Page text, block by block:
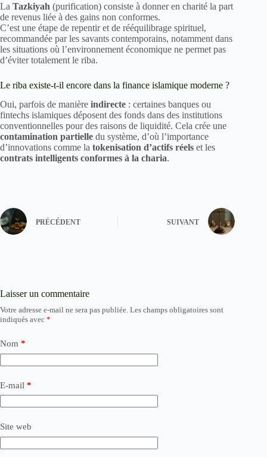
La Tazkiyah (purification) consiste à donner en charité la part
de revenus liée à des gains non conformes.
C’est une étape de repentir et de rééquilibrage spirituel,
recommandée par les savants contemporains, notamment dans
les situations où l’environnement économique ne permet pas
d’éviter totalement le riba.
Le riba existe-t-il encore dans la finance islamique moderne ?
Oui, parfois de manière indirecte : certaines banques ou
fintechs islamiques déposent des fonds dans des institutions
conventionnelles pour des raisons de liquidité. Cela crée une
contamination partielle du système, d’où l’importance
d’innovations comme la tokenisation d’actifs réels et les
contrats intelligents conformes à la charia.
PRÉCÉDENT SUIVANT
Laisser un commentaire
Votre adresse e-mail ne sera pas publiée. Les champs obligatoires sont
indiqués avec *
Nom *
E-mail *
Site web